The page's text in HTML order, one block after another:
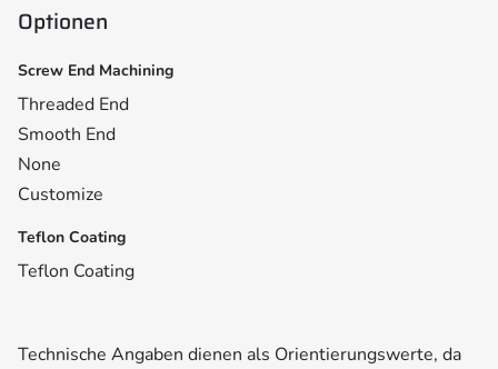
Optionen
Screw End Machining
Threaded End
Smooth End
None
Customize
Teflon Coating
Teflon Coating
Technische Angaben dienen als Orientierungswerte, da